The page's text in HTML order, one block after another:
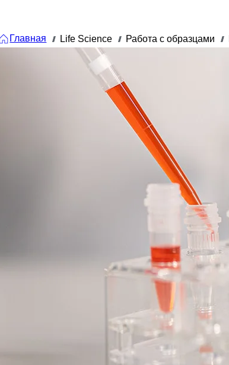
Главная /// Life Science /// Работа с образцами ///